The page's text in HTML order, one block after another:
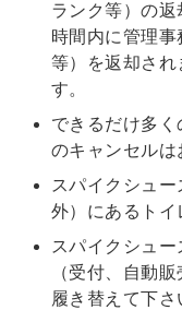
ランク等）の
時間内に管理
等）を返却され
す。
できるだけ多
のキャンセルは
スパイクシュ
外）にあるトイ
スパイクシュ
（受付、自動
履き替えて下さ